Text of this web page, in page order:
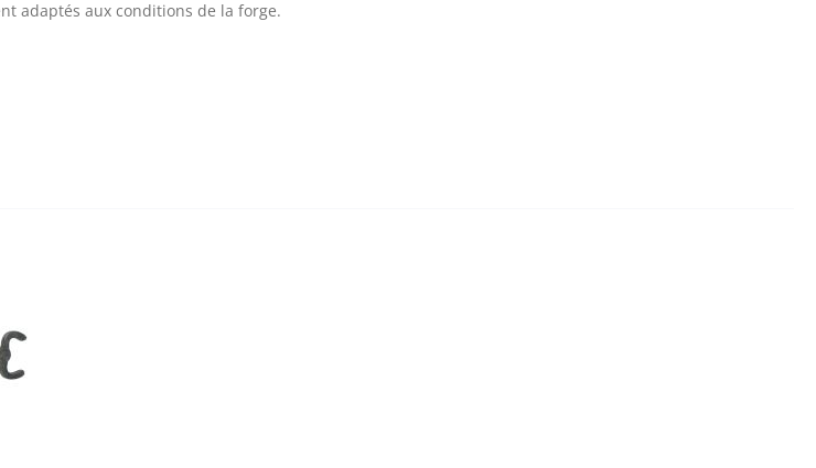
adaptés aux conditions de la forge.